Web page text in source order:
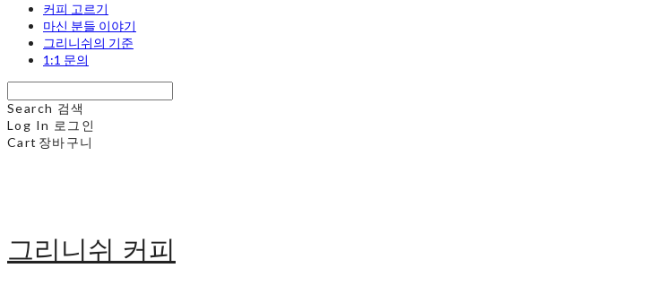
커피 고르기
마신 분들 이야기
그리니쉬의 기준
1:1 문의
Search 검색
Log In 로그인
Cart 장바구니
그리니쉬 커피